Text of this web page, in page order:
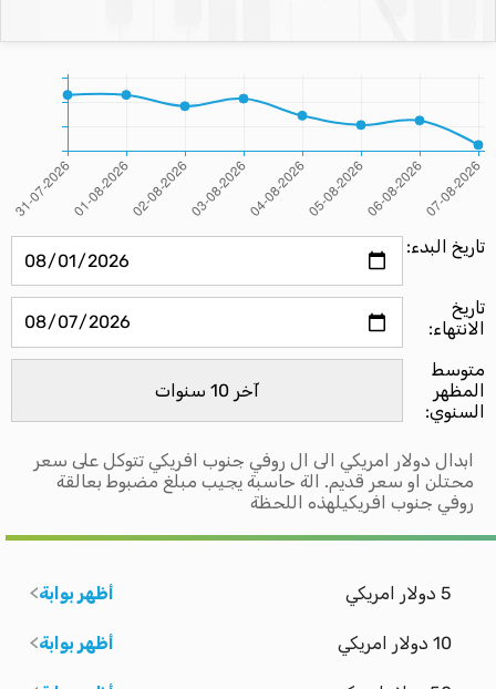
تاريخ البدء:
تاريخ
الانتهاء:
متوسط ​​
المظهر
السنوي:
ابدال دولار امريكي الى ال روفي جنوب افريكي تتوكل على سعر
محتلن او سعر قديم. الة حاسبة يجيب مبلغ مضبوط بعالقة
روفي جنوب افريكيلهذه اللحظة
5 دولار امريكي أظهر بوابة
10 دولار امريكي أظهر بوابة